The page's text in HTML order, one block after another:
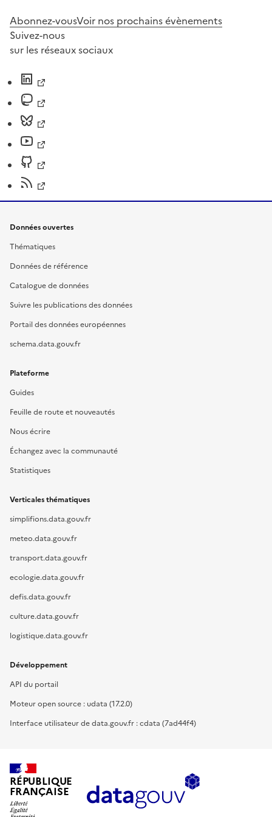
Abonnez-vousVoir nos prochains évènements
Suivez-nous
sur les réseaux sociaux
Données ouvertes
Thématiques
Données de référence
Catalogue de données
Suivre les publications des données
Portail des données européennes
schema.data.gouv.fr
Plateforme
Guides
Feuille de route et nouveautés
Nous écrire
Échangez avec la communauté
Statistiques
Verticales thématiques
simplifions.data.gouv.fr
meteo.data.gouv.fr
transport.data.gouv.fr
ecologie.data.gouv.fr
defis.data.gouv.fr
culture.data.gouv.fr
logistique.data.gouv.fr
Développement
API du portail
Moteur open source : udata (17.2.0)
Interface utilisateur de data.gouv.fr : cdata (7ad44f4)
RÉPUBLIQUE
FRANÇAISE